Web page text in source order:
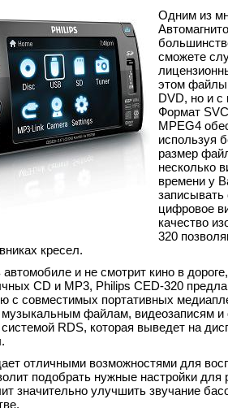
Одним из
сможете
этом файлы
DVD, но и с
Формат
MPEG4
используя
размер
несколько
времени у
цифровое
качество
320
кресел.
и не смотрит кино в
CD и MP3, Philips CED-320
с совместимых портативных
файлам, видеозаписям
RDS, которая выведет на
отличными возможностями для
подобрать нужные настройки
значительно улучшить звучание